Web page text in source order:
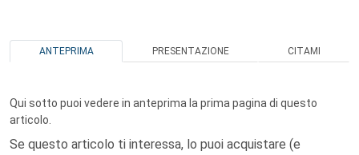
ANTEPRIMA PRESENTAZIONE CITAMI
Qui sotto puoi vedere in anteprima la prima pagina di questo
articolo.
Se questo articolo ti interessa, lo puoi acquistare (e